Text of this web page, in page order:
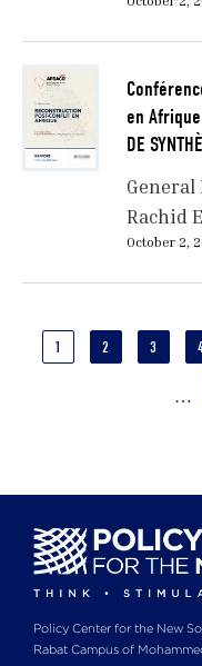
en Afrique
DE
Rachid
October 2,
CURRENT
1 PAGE
2 PAGE
3
…
Policy Center for the New
Rabat Campus of